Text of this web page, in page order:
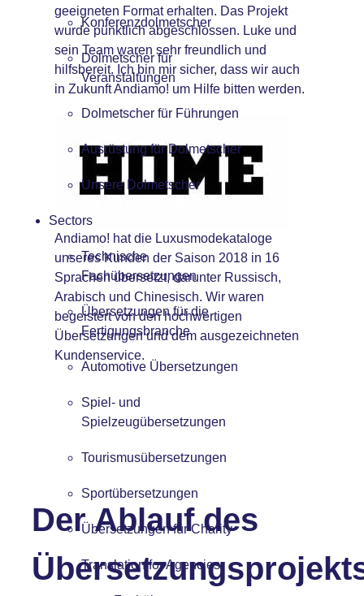
Konferenzdolmetscher
Dolmetscher für
Veranstaltungen
Dolmetscher für Führungen
Ausrüstung für Dolmetscher
Unsere Dolmetscher
Sectors
Technische
Fachübersetzungen
Übersetzungen für die
Fertigungsbranche
Automotive Übersetzungen
Spiel- und
Spielzeugübersetzungen
Tourismusübersetzungen
Sportübersetzungen
Übersetzungen für Charity
Translation for Agencies
geeigneten Format erhalten. Das Projekt
wurde pünktlich abgeschlossen. Luke und
sein Team waren sehr freundlich und
hilfsbereit. Ich bin mir sicher, dass wir auch
in Zukunft Andiamo! um Hilfe bitten werden.
Andiamo! hat die Luxusmodekataloge
unseres Kunden der Saison 2018 in 16
Sprachen übersetzt, darunter Russisch,
Arabisch und Chinesisch. Wir waren
begeistert von den hochwertigen
Übersetzungen und dem ausgezeichneten
Kundenservice.
Der Ablauf des